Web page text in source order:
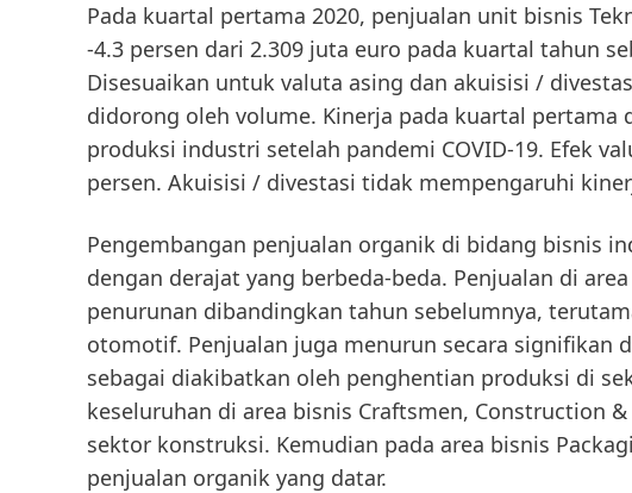
Pada kuartal pertama 2020, penjualan unit bisnis
-4.3 persen dari 2.309 juta euro pada kuartal tahun
Disesuaikan untuk valuta asing dan akuisisi /
didorong oleh volume. Kinerja pada kuartal
produksi industri setelah pandemi COVID-19. Efek
persen. Akuisisi / divestasi tidak mempengaruhi
Pengembangan penjualan organik di bidang bisnis
dengan derajat yang berbeda-beda. Penjualan di
penurunan dibandingkan tahun sebelumnya,
otomotif. Penjualan juga menurun secara signifikan
sebagai diakibatkan oleh penghentian produksi di
keseluruhan di area bisnis Craftsmen, Construction
sektor konstruksi. Kemudian pada area bisnis
penjualan organik yang datar.